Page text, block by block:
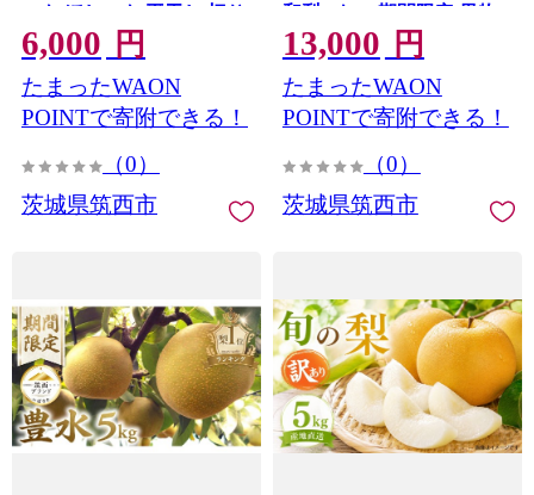
いも ほしいも 平干し 切り
落とし 国産 冷凍 熟成 自然
食品 着色料・保存料不使
用 無添加 シロタ わけあり
大袋 1200g サツマイモ 干
おやつ 10000円以下 1万円
市
6,000 円
たまったWAON
POINTで寄附できる！
（0）
茨城県筑西市
和梨 5キロ 期間限定 果物
くだもの フルーツ デザー
ト 新鮮 甘い fruit nashi 特
産品 茨城県産 2026年 令和
8年 新鮮 旬 茨城 筑西 JA
13,000 円
たまったWAON
POINTで寄附できる！
（0）
茨城県筑西市